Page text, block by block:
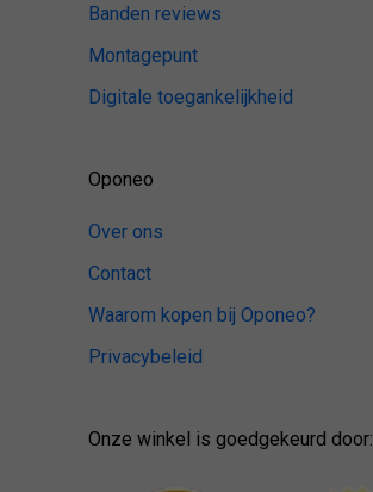
Banden reviews
Montagepunt
Digitale toegankelijkheid
Oponeo
Over ons
Contact
Waarom kopen bij Oponeo?
Privacybeleid
Onze winkel is goedgekeurd door: